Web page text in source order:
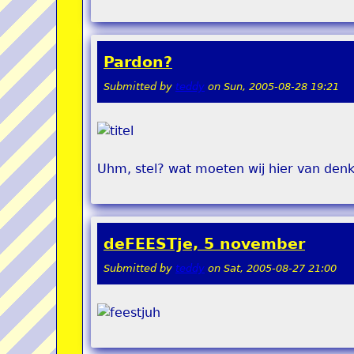
Pardon?
Submitted by teddy on Sun, 2005-08-28 19:21
Uhm, stel? wat moeten wij hier van
deFEESTje, 5 november
Submitted by teddy on Sat, 2005-08-27 21:00